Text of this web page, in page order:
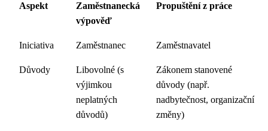
Aspekt
Zaměstnanecká
výpověď
Propuštění z práce
Iniciativa Zaměstnanec Zaměstnavatel
Důvody
Libovolné (s
výjimkou
neplatných
důvodů)
Zákonem stanovené
důvody (např.
nadbytečnost, organizační
změny)